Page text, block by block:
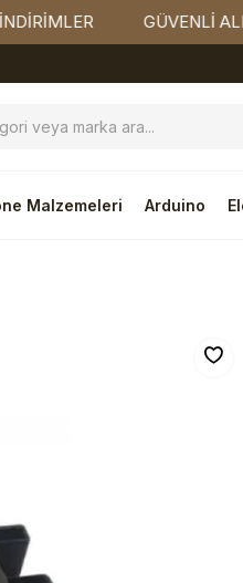
GÜVENLİ
Malzemeleri Arduino